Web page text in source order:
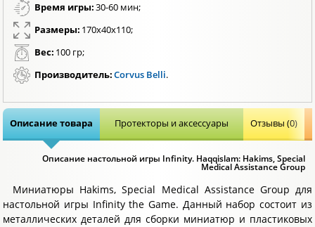
Время игры:30-60 мин;
Размеры: 170х40х110;
Вес: 100 гр;
Производитель:Corvus Belli.
Описание товара Протекторы и аксессуары Отзывы (0)
Описание настольной игры Infinity. Haqqislam: Hakims, Special
Medical Assistance Group
Миниатюры Hakims, Special Medical Assistance Group для
настольной игры Infinity the Game. Данный набор состоит из
металлических деталей для сборки миниатюр и пластиковых